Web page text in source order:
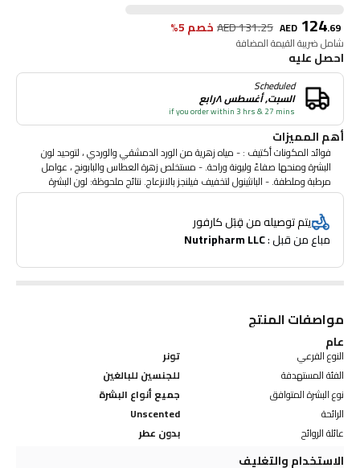
AED 124.69
AED131.25 خصم 5%
شامل ضريبة القيمة المضافة
احصل عليه
Scheduled
السبت, أغسطس ٨رابع
if you order within 3 hrs & 27 mins
أهم المميزات
فوائد المكونات أكتيف : - مياه زهرية من الورد الدمشقي والوردي ، لتوحيد لون
البشرة ومنحها صفاءً وليونة وراحة. - مستخلص زهرة العطاس والبابونج ، عوامل
مرطبة وملطفة. - البانثينول لتخفيف فيلنجز بالانزعاج. نتائج ملحوظة: لون البشرة
وملطف. لوشن فريش بلطف يرطب وينعم البشرة وينعشها. الحجم: 250 مل ، صنع
في فرنسا. تم اختباره من قبل أطباء الجلدية.
يتم توصيله من قِبَل كارفور
مباع من قبل : Nutripharm LLC
مواصفات المنتج
عام
النوع الفرعي
تونر
الفئة المستهدفة
للجنسين للبالغين
نوع البشرة المتوافق
جميع أنواع البشرة
الرائحة
Unscented
عائلة الروائح
بدون عطر
الاستخدام والتغليف